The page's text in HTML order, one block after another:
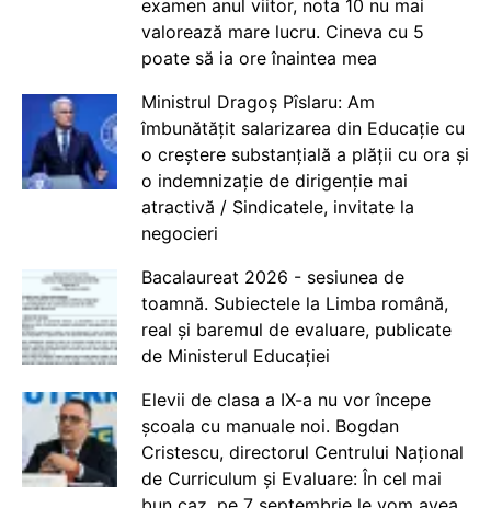
examen anul viitor, nota 10 nu mai
valorează mare lucru. Cineva cu 5
poate să ia ore înaintea mea
Ministrul Dragoș Pîslaru: Am
îmbunătățit salarizarea din Educație cu
o creștere substanțială a plății cu ora și
o indemnizație de dirigenție mai
atractivă / Sindicatele, invitate la
negocieri
Bacalaureat 2026 - sesiunea de
toamnă. Subiectele la Limba română,
real și baremul de evaluare, publicate
de Ministerul Educației
Elevii de clasa a IX-a nu vor începe
școala cu manuale noi. Bogdan
Cristescu, directorul Centrului Național
de Curriculum și Evaluare: În cel mai